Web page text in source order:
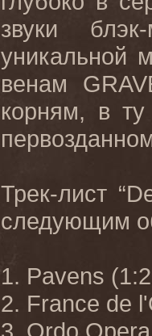
звуки
уникальной
венам
корням, в
Трек-лист
следующим
1. Pavens
2. France de